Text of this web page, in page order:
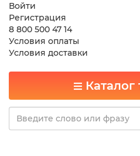
Войти
Регистрация
8 800 500 47 14
Условия оплаты
Условия доставки
Каталог